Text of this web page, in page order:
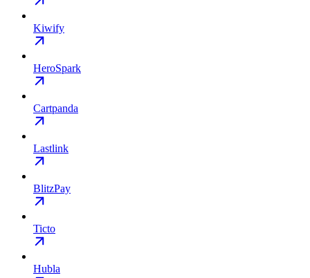
Kiwify
HeroSpark
Cartpanda
Lastlink
BlitzPay
Ticto
Hubla